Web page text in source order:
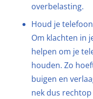
overbelasting.
Houd je
Om klachten in
helpen om je
houden. Zo
buigen en
nek dus